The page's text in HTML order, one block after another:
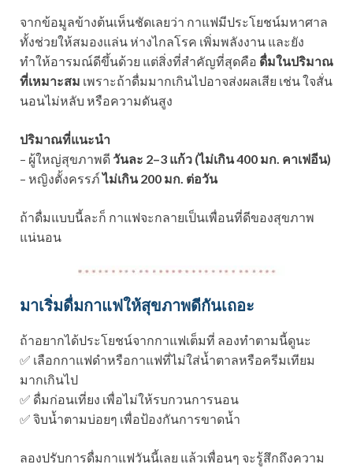
จากข้อมูลข้างต้นเห็นชัดเลยว่า กาแฟมีประโยชน์มหาศาล
ทั้งช่วยให้สมองแล่น ห่างไกลโรค เพิ่มพลังงาน และยัง
ทำให้อารมณ์ดีขึ้นด้วย แต่สิ่งที่สำคัญที่สุดคือ ดื่มในปริมาณ
ที่เหมาะสม เพราะถ้าดื่มมากเกินไปอาจส่งผลเสีย เช่น ใจสั่น
นอนไม่หลับ หรือความดันสูง
ปริมาณที่แนะนำ
– ผู้ใหญ่สุขภาพดีวันละ 2–3 แก้ว (ไม่เกิน 400 มก. คาเฟอีน)
– หญิงตั้งครรภ์ไม่เกิน 200 มก. ต่อวัน
ถ้าดื่มแบบนี้ละก็ กาแฟจะกลายเป็นเพื่อนที่ดีของสุขภาพ
แน่นอน
มาเริ่มดื่มกาแฟให้สุขภาพดีกันเถอะ
ถ้าอยากได้ประโยชน์จากกาแฟเต็มที่ ลองทำตามนี้ดูนะ
✅ เลือกกาแฟดำหรือกาแฟที่ไม่ใส่น้ำตาลหรือครีมเทียม
มากเกินไป
✅ ดื่มก่อนเที่ยง เพื่อไม่ให้รบกวนการนอน
✅ จิบน้ำตามบ่อยๆ เพื่อป้องกันการขาดน้ำ
ลองปรับการดื่มกาแฟวันนี้เลย แล้วเพื่อนๆ จะรู้สึกถึงความ